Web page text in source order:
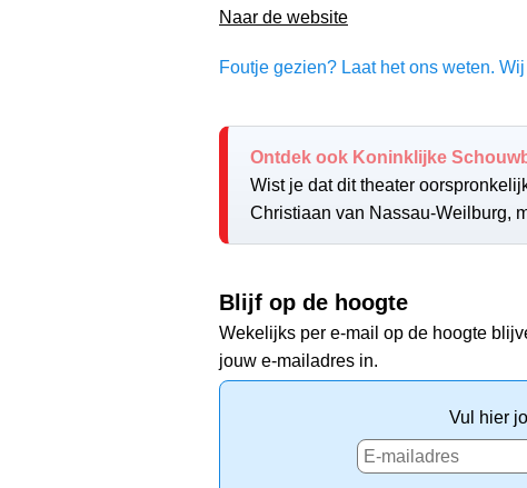
Naar de website
Foutje gezien? Laat het ons weten.
Ontdek ook Koninklijke
Wist je dat dit theater
Christiaan van Nassau-Weilburg,
Blijf op de hoogte
Wekelijks per e-mail op de hoogte
jouw e-mailadres in.
Vul hier